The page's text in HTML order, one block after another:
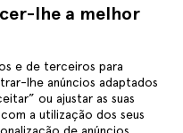
lhe a melhor
e de terceiros para
lhe anúncios adaptados
ou ajustar as suas
a utilização dos seus